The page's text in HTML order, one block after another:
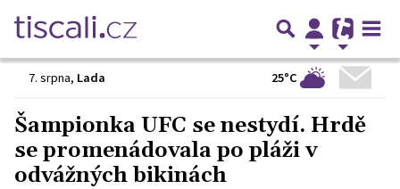
7. srpna, Lada 25°C
Šampionka UFC se nestydí. Hrdě
se promenádovala po pláži v
odvážných bikinách